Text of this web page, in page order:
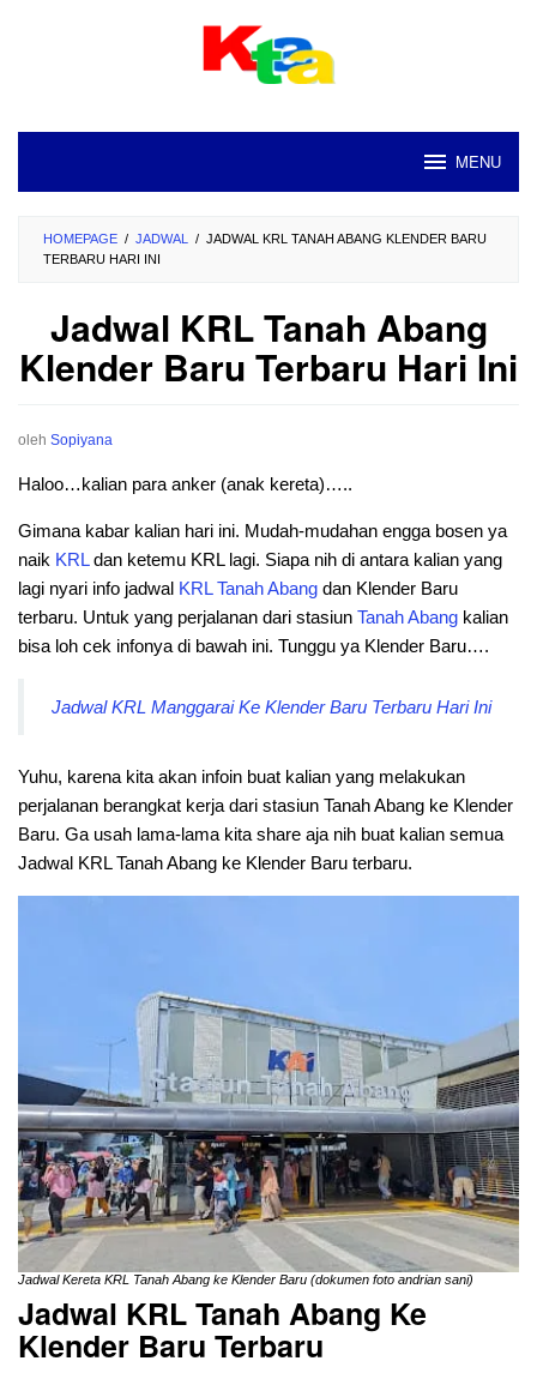
MENU
HOMEPAGE / JADWAL / JADWAL KRL TANAH ABANG KLENDER BARU
TERBARU HARI INI
Jadwal KRL Tanah Abang
Klender Baru Terbaru Hari Ini
oleh Sopiyana
Haloo…kalian para anker (anak kereta)…..
Gimana kabar kalian hari ini. Mudah-mudahan engga bosen ya
naik KRLdan ketemu KRL lagi. Siapa nih di antara kalian yang
lagi nyari info jadwal KRL TanahAbang dan Klender Baru
terbaru. Untuk yang perjalanan dari stasiun TanahAbang kalian
bisa loh cek infonya di bawah ini. Tunggu ya Klender Baru….
Jadwal KRL Manggarai Ke Klender Baru Terbaru Hari Ini
Yuhu, karena kita akan infoin buat kalian yang melakukan
perjalanan berangkat kerja dari stasiun Tanah Abang ke Klender
Baru. Ga usah lama-lama kita share aja nih buat kalian semua
Jadwal KRL Tanah Abang ke Klender Baru terbaru.
Jadwal Kereta KRL Tanah Abang ke Klender Baru (dokumen foto andrian sani)
Jadwal KRL Tanah Abang Ke
Klender Baru Terbaru